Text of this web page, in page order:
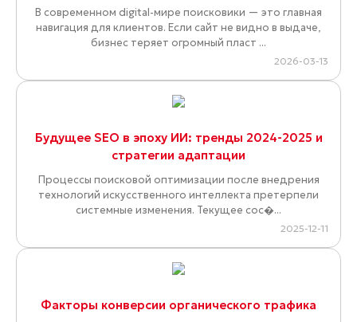
В современном digital-мире поисковики — это главная
навигация для клиентов. Если сайт не видно в выдаче,
бизнес теряет огромный пласт ...
2026-03-13
Будущее SEO в эпоху ИИ: тренды 2024-2025 и
стратегии адаптации
Процессы поисковой оптимизации после внедрения
технологий искусственного интеллекта претерпели
системные изменения. Текущее сос�...
2025-12-11
Факторы конверсии органического трафика